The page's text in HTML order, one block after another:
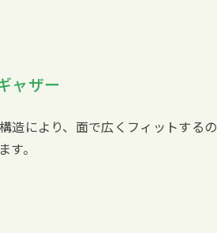
ャザー
造により、面で広くフィットするの
す。